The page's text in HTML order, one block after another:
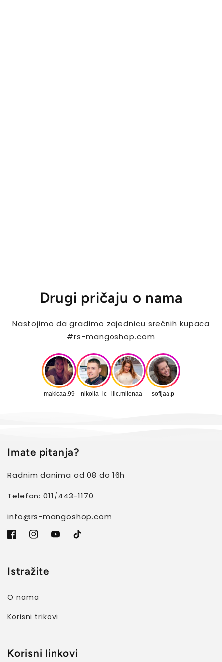
Drugi pričaju o nama
Nastojimo da gradimo zajednicu srećnih kupaca
#rs-mangoshop.com
makicaa.99 nikolla_ic ilic.milenaa_ sofijaa.p
Imate pitanja?
Radnim danima od 08 do 16h
Telefon: 011/443-1170
info@rs-mangoshop.com
FacebookInstagramYouTubeTikTok
Istražite
O nama
Korisni trikovi
Korisni linkovi